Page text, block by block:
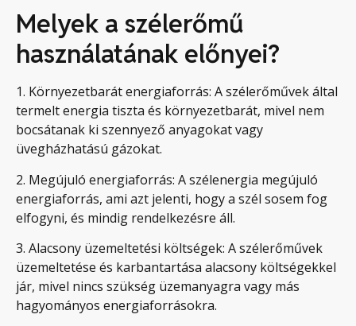
Melyek a szélerőmű
használatának előnyei?
1. Környezetbarát energiaforrás: A szélerőművek által
termelt energia tiszta és környezetbarát, mivel nem
bocsátanak ki szennyező anyagokat vagy
üvegházhatású gázokat.
2. Megújuló energiaforrás: A szélenergia megújuló
energiaforrás, ami azt jelenti, hogy a szél sosem fog
elfogyni, és mindig rendelkezésre áll.
3. Alacsony üzemeltetési költségek: A szélerőművek
üzemeltetése és karbantartása alacsony költségekkel
jár, mivel nincs szükség üzemanyagra vagy más
hagyományos energiaforrásokra.